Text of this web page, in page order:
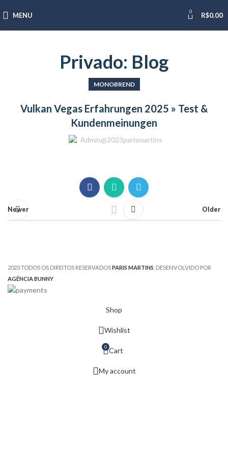
MENU 0 R$0.00
Privado: Blog
MONOBREND
Vulkan Vegas Erfahrungen 2025 » Test &
Kundenmeinungen
Admin@2023parismartins
Newer Older
2023 TODOS OS DIREITOS RESERVADOSPARIS MARTINS . DESENVOLVIDO POR
AGÊNCIA BUNNY
Shop
Wishlist
0 Cart
My account